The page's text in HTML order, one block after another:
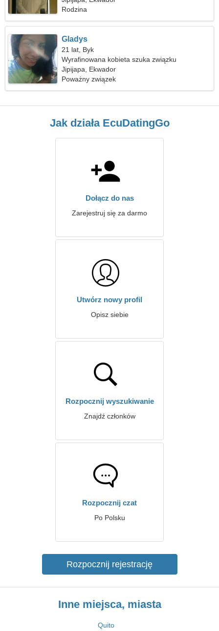
Rodzina
Gladys
21 lat, Byk
Wyrafinowana kobieta szuka związku
Jipijapa, Ekwador
Poważny związek
Jak działa EcuDatingGo
Dołącz do nas
Zarejestruj się za darmo
Utwórz nowy profil
Opisz siebie
Rozpocznij wyszukiwanie
Znajdź członków
Rozpocznij czat
Po Polsku
Rozpocznij rejestrację
Inne miejsca, miasta
Quito